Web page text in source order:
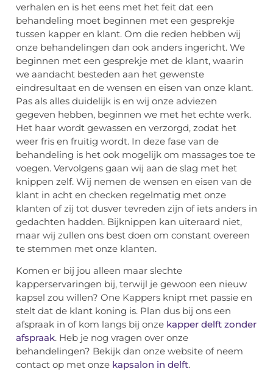
verhalen en is het eens met het feit dat een
behandeling moet beginnen met een gesprekje
tussen kapper en klant. Om die reden hebben wij
onze behandelingen dan ook anders ingericht. We
beginnen met een gesprekje met de klant, waarin
we aandacht besteden aan het gewenste
eindresultaat en de wensen en eisen van onze klant.
Pas als alles duidelijk is en wij onze adviezen
gegeven hebben, beginnen we met het echte werk.
Het haar wordt gewassen en verzorgd, zodat het
weer fris en fruitig wordt. In deze fase van de
behandeling is het ook mogelijk om massages toe te
voegen. Vervolgens gaan wij aan de slag met het
knippen zelf. Wij nemen de wensen en eisen van de
klant in acht en checken regelmatig met onze
klanten of zij tot dusver tevreden zijn of iets anders in
gedachten hadden. Bijknippen kan uiteraard niet,
maar wij zullen ons best doen om constant overeen
te stemmen met onze klanten.
Komen er bij jou alleen maar slechte
kapperservaringen bij, terwijl je gewoon een nieuw
kapsel zou willen? One Kappers knipt met passie en
stelt dat de klant koning is. Plan dus bij ons een
afspraak in of kom langs bij onze kapper delft zonder
afspraak. Heb je nog vragen over onze
behandelingen? Bekijk dan onze website of neem
contact op met onze kapsalon in delft.